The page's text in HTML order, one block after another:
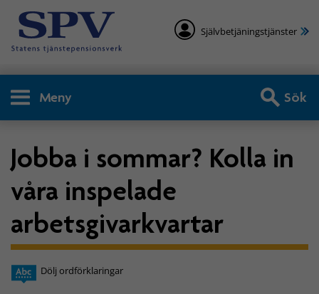
Självbetjäningstjänster
Meny Sök
Jobba i sommar? Kolla in
våra inspelade
arbetsgivarkvartar
Dölj ordförklaringar